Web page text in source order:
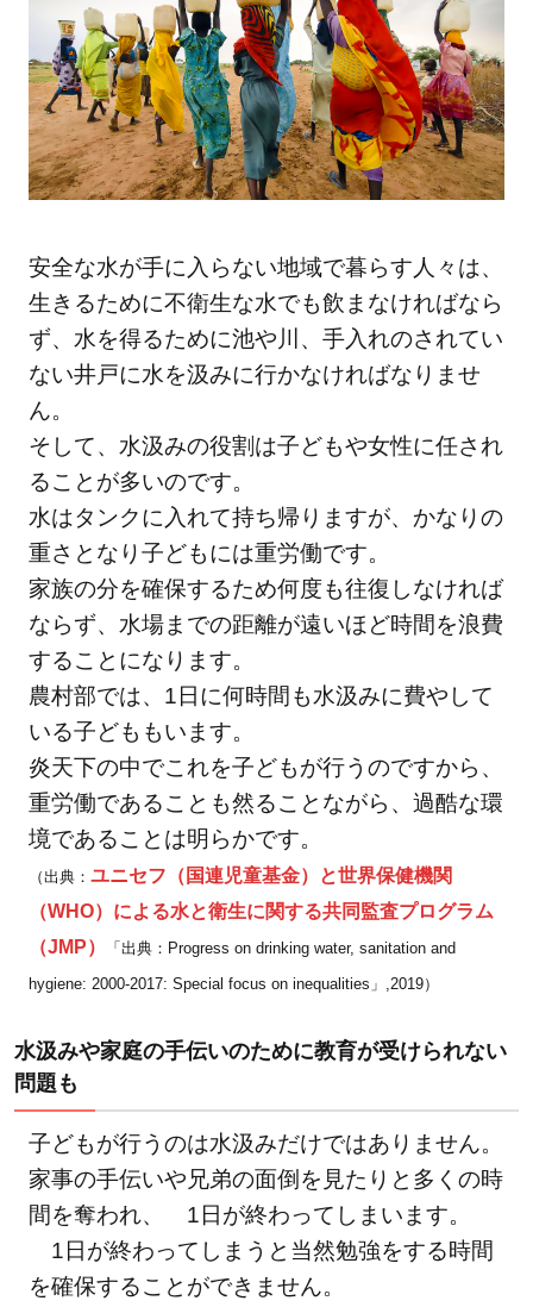
めに
教育
が受
けら
れな
い問
題も
アフ
リカ
の
人々
が水
で病
気に
なる
理由
は？
4
アフ
リカ
の水
問題
の解
決策
はあ
るの
4.1
実際
にア
カで
いる
支援
活動
は？
5
アフ
安全な水が手に入らない地域で暮らす人々は、
生きるために不衛生な水でも飲まなければなら
ず、水を得るために池や川、手入れのされてい
ない井戸に水を汲みに行かなければなりませ
ん。
そして、水汲みの役割は子どもや女性に任され
ることが多いのです。
水はタンクに入れて持ち帰りますが、かなりの
重さとなり子どもには重労働です。
家族の分を確保するため何度も往復しなければ
ならず、水場までの距離が遠いほど時間を浪費
することになります。
農村部では、1日に何時間も水汲みに費やして
いる子どももいます。
炎天下の中でこれを子どもが行うのですから、
重労働であることも然ることながら、過酷な環
境であることは明らかです。
（出典： ユニセフ（国連児童基金）と世界保健機関
（WHO）による水と衛生に関する共同監査プログラム
（JMP）
「出典：Progress on drinking water, sanitation and
hygiene: 2000-2017: Special focus on inequalities」,2019）
水汲みや家庭の手伝いのために教育が受けられない
問題も
子どもが行うのは水汲みだけではありません。
家事の手伝いや兄弟の面倒を見たりと多くの時
間を奪われ、 1日が終わってしまいます。
1日が終わってしまうと当然勉強をする時間
を確保することができません。